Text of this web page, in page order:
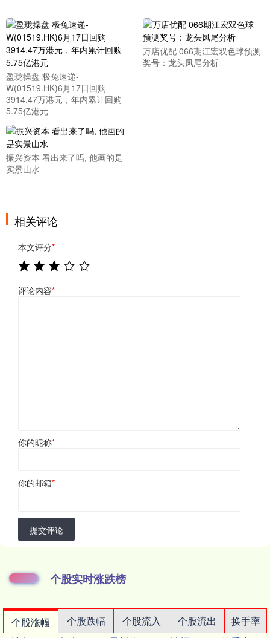
盈珑操盘 极兔速递-
W(01519.HK)6月17日回购
3914.47万港元，年内累计回购
5.75亿港元
万店优配 066期江宏双色球预测
奖号：龙头凤尾分析
振兴资本 看出来了吗, 他画的是
实景山水
相关评论
本文评分*
评论内容*
你的昵称*
你的邮箱*
提交评论
个股实时涨跌榜
个股涨幅 个股跌幅 个股流入 个股流出
换手率